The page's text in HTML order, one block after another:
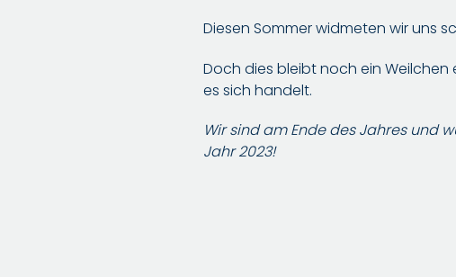
Diesen Sommer widmeten wir uns
Doch dies bleibt noch ein Weilchen
es sich handelt.
Wir sind am Ende des Jahres und
Jahr 2023!